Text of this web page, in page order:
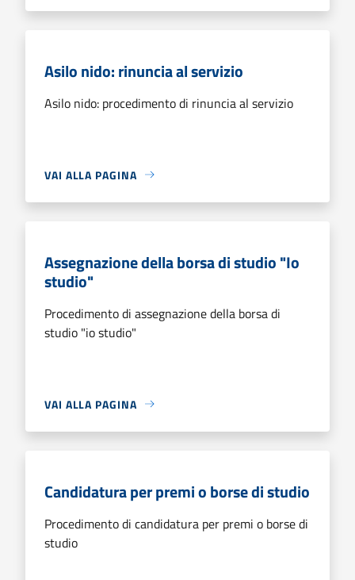
Asilo nido: rinuncia al servizio
Asilo nido: procedimento di rinuncia al servizio
VAI ALLA PAGINA
Assegnazione della borsa di studio "Io
studio"
Procedimento di assegnazione della borsa di
studio "io studio"
VAI ALLA PAGINA
Candidatura per premi o borse di studio
Procedimento di candidatura per premi o borse di
studio